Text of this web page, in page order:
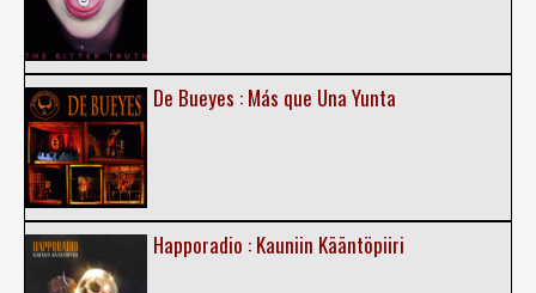
De Bueyes : Más que Una Yunta
Happoradio : Kauniin Kääntöpiiri